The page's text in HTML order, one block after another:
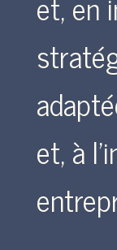
et, à